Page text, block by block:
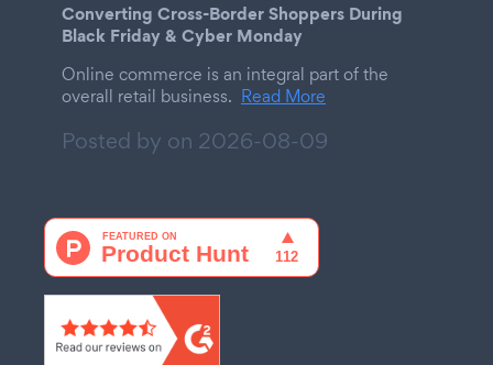
Converting Cross-Border Shoppers During
Black Friday & Cyber Monday
Online commerce is an integral part of the
overall retail business. Read More
Posted by on 2026-08-09